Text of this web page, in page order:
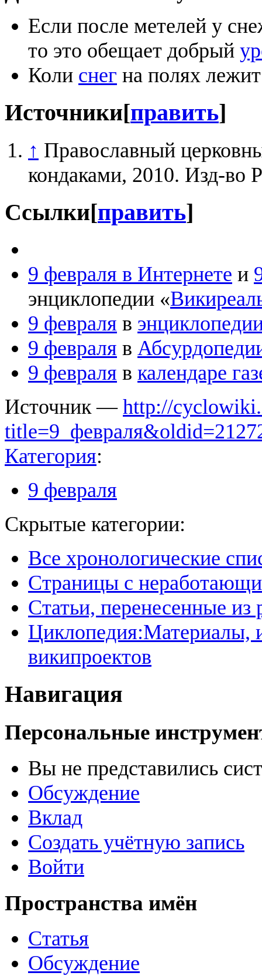
Если после метелей у
то это обещает добрый
Коли снег на полях
Источники[править]
↑ Православный
кондаками, 2010. Изд-
Ссылки[править]
9 февраля в Интернете и
энциклопедии «
9 февраля в
9 февраля в
9 февраля в календаре
Источник — http://
Категория:
9 февраля
Скрытые категории:
Все хронологические
Страницы с
Статьи, перенесенные из
Циклопедия:Материалы,
википроектов
Навигация
Персональные
Вы не представились
Обсуждение
Вклад
Создать учётную запись
Войти
Пространства имён
Статья
Обсуждение